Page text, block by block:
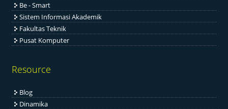
Be - Smart
Sistem Informasi Akademik
Fakultas Teknik
Pusat Komputer
Resource
Blog
Dinamika